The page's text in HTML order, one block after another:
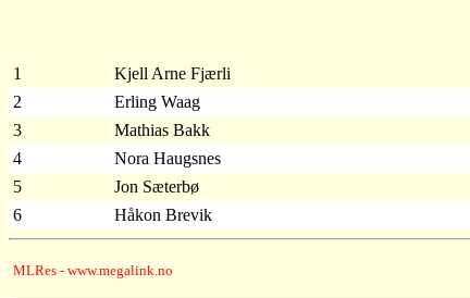
1 Kjell Arne Fjærli
2
Erling Waag
3
Mathias Bakk
4
Nora Haugsnes
5
Jon Sæterbø
6
Håkon Brevik
MLRes - www.megalink.no